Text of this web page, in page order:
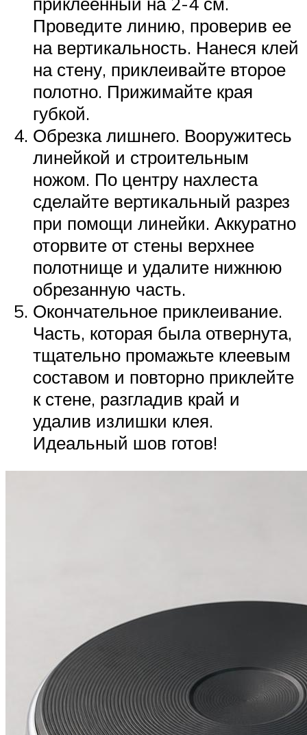
Проведите линию, проверив ее
на вертикальность. Нанеся клей
на стену, приклеивайте второе
полотно. Прижимайте края
губкой.
Обрезка лишнего. Вооружитесь
линейкой и строительным
ножом. По центру нахлеста
сделайте вертикальный разрез
при помощи линейки. Аккуратно
оторвите от стены верхнее
полотнище и удалите нижнюю
обрезанную часть.
Окончательное приклеивание.
Часть, которая была отвернута,
тщательно промажьте клеевым
составом и повторно приклейте
к стене, разгладив край и
удалив излишки клея.
Идеальный шов готов!